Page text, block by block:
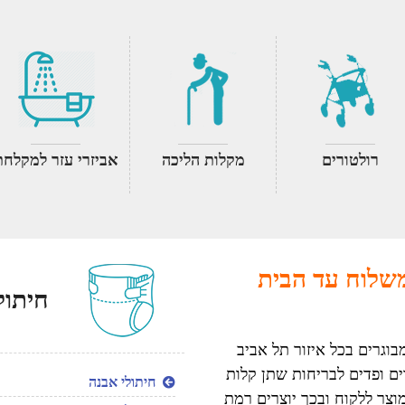
רולטורים מקלות הליכה אביזרי עזר
עד הבית
בכל איזור תל אביב
ופדים לבריחות שתן קלות
ללקוח ובכך יוצרים רמת
חיתולי אבנה